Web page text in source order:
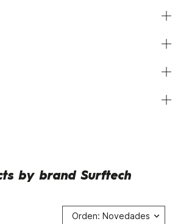
by brand Surftech
Orden: Novedades